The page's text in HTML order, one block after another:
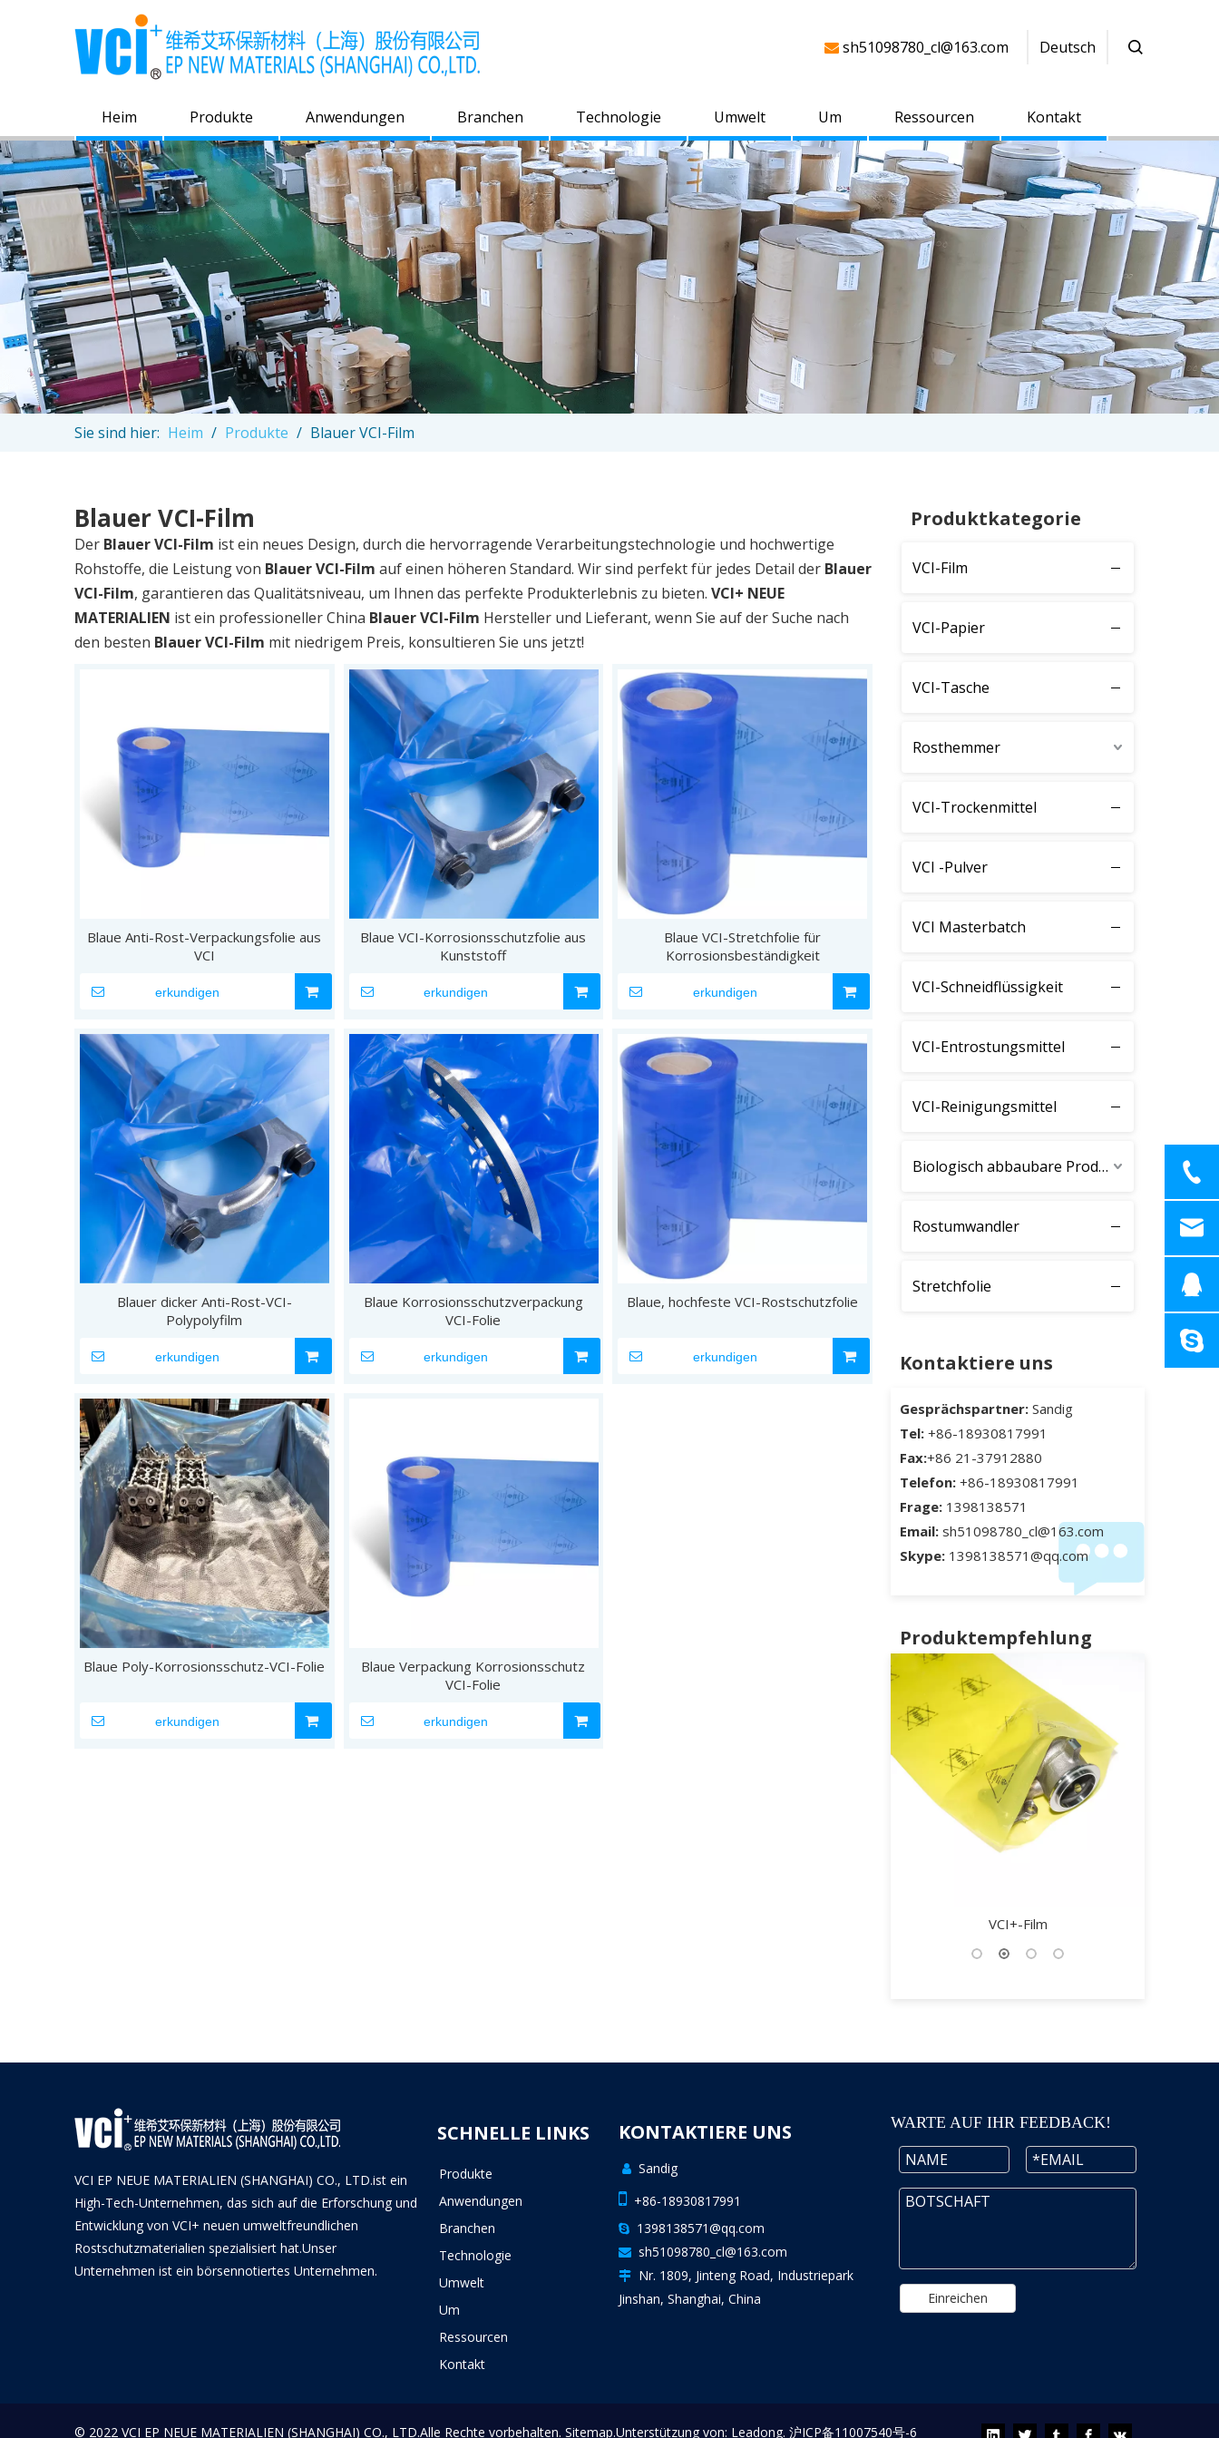
 sh51098780_cl@163.com Deutsch
Heim Produkte Anwendungen Branchen Technologie Umwelt Um Ressourcen Kontakt
Sie sind hier: Heim / Produkte / Blauer VCI-Film
Blauer VCI-Film
Der Blauer VCI-Film ist ein neues Design, durch die hervorragende Verarbeitungstechnologie und hochwertige
Rohstoffe, die Leistung von Blauer VCI-Film auf einen höheren Standard. Wir sind perfekt für jedes Detail der Blauer
VCI-Film, garantieren das Qualitätsniveau, um Ihnen das perfekte Produkterlebnis zu bieten. VCI+ NEUE
MATERIALIEN ist ein professioneller China Blauer VCI-Film Hersteller und Lieferant, wenn Sie auf der Suche nach
den besten Blauer VCI-Film mit niedrigem Preis, konsultieren Sie uns jetzt!
Blaue Anti-Rost-Verpackungsfolie aus
VCI
erkundigen
Blaue VCI-Korrosionsschutzfolie aus
Kunststoff
erkundigen
Blaue VCI-Stretchfolie für
Korrosionsbeständigkeit
erkundigen
Blauer dicker Anti-Rost-VCI-
Polypolyfilm
erkundigen
Blaue Korrosionsschutzverpackung
VCI-Folie
erkundigen
Blaue, hochfeste VCI-Rostschutzfolie
erkundigen
Blaue Poly-Korrosionsschutz-VCI-Folie
erkundigen
Blaue Verpackung Korrosionsschutz
VCI-Folie
erkundigen
Produktkategorie
VCI-Film
VCI-Papier
VCI-Tasche
Rosthemmer
VCI-Trockenmittel
VCI -Pulver
VCI Masterbatch
VCI-Schneidflüssigkeit
VCI-Entrostungsmittel
VCI-Reinigungsmittel
Biologisch abbaubare Produkte
Rostumwandler
Stretchfolie
Kontaktiere uns
Gesprächspartner: Sandig
Tel: +86-18930817991
Fax:+86 21-37912880
Telefon: +86-18930817991
Frage: 1398138571
Email: sh51098780_cl@163.com
Skype: 1398138571@qq.com
Produktempfehlung
VCI-Aluminiumfolie
VCI+-Film
VCI EP NEUE MATERIALIEN (SHANGHAI) CO., LTD.ist ein
High-Tech-Unternehmen, das sich auf die Erforschung und
Entwicklung von VCI+ neuen umweltfreundlichen
Rostschutzmaterialien spezialisiert hat.Unser
Unternehmen ist ein börsennotiertes Unternehmen.
SCHNELLE LINKS
Produkte
Anwendungen
Branchen
Technologie
Umwelt
Um
Ressourcen
Kontakt
KONTAKTIERE UNS
 Sandig
+86-18930817991
 1398138571@qq.com
 sh51098780_cl@163.com

Nr. 1809, Jinteng Road, Industriepark
Jinshan, Shanghai, China
WARTE AUF IHR FEEDBACK!
Einreichen
© 2022 VCI EP NEUE MATERIALIEN (SHANGHAI) CO., LTD.Alle Rechte vorbehalten. Sitemap.Unterstützung von: Leadong. 沪ICP备11007540号-6